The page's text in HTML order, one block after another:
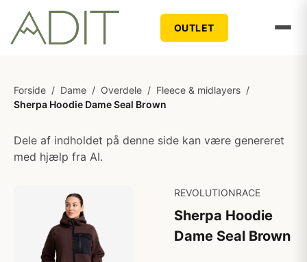
OUTLET
Forside / Dame / Overdele / Fleece & midlayers /
Sherpa Hoodie Dame Seal Brown
Dele af indholdet på denne side kan være genereret
med hjælp fra AI.
REVOLUTIONRACE
Sherpa Hoodie
Dame Seal Brown